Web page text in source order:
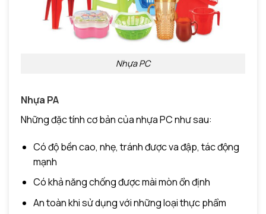
Nhựa PC
Nhựa PA
Những đặc tính cơ bản của nhựa PC như sau:
Có độ bền cao, nhẹ, tránh được va đập, tác động
mạnh
Có khả năng chống được mài mòn ổn định
An toàn khi sử dụng với những loại thực phẩm